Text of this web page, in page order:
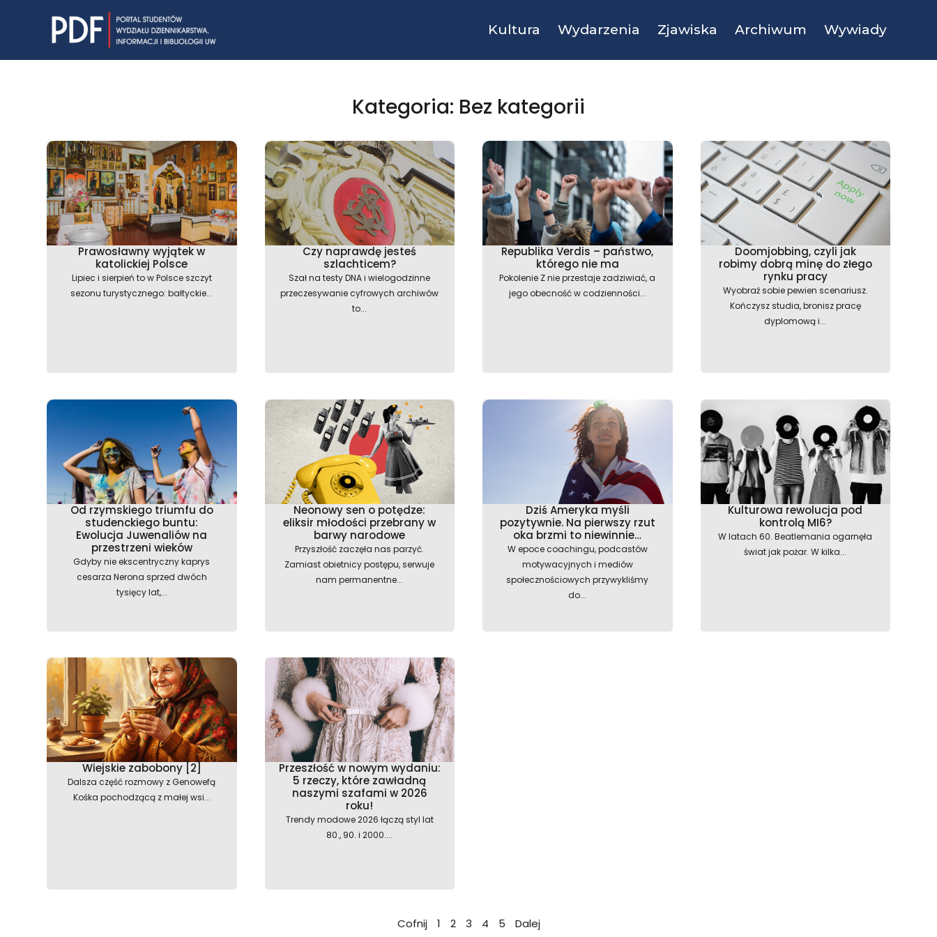
Kultura Wydarzenia Zjawiska Archiwum Wywiady
Kategoria: Bez kategorii
Prawosławny wyjątek w
katolickiej Polsce
Lipiec i sierpień to w Polsce szczyt
sezonu turystycznego: bałtyckie...
Czy naprawdę jesteś
szlachticem?
Szał na testy DNA i wielogodzinne
przeczesywanie cyfrowych archiwów
to...
Republika Verdis – państwo,
którego nie ma
Pokolenie Z nie przestaje zadziwiać, a
jego obecność w codzienności...
Doomjobbing, czyli jak
robimy dobrą minę do złego
rynku pracy
Wyobraź sobie pewien scenariusz.
Kończysz studia, bronisz pracę
dyplomową i...
Od rzymskiego triumfu do
studenckiego buntu:
Ewolucja Juwenaliów na
przestrzeni wieków
Gdyby nie ekscentryczny kaprys
cesarza Nerona sprzed dwóch
tysięcy lat,...
Neonowy sen o potędze:
eliksir młodości przebrany w
barwy narodowe
Przyszłość zaczęła nas parzyć.
Zamiast obietnicy postępu, serwuje
nam permanentne...
Dziś Ameryka myśli
pozytywnie. Na pierwszy rzut
oka brzmi to niewinnie…
W epoce coachingu, podcastów
motywacyjnych i mediów
społecznościowych przywykliśmy
do...
Kulturowa rewolucja pod
kontrolą MI6?
W latach 60. Beatlemania ogarnęła
świat jak pożar. W kilka...
Wiejskie zabobony [2]
Dalsza część rozmowy z Genowefą
Kośka pochodzącą z małej wsi...
Przeszłość w nowym wydaniu:
5 rzeczy, które zawładną
naszymi szafami w 2026
roku!
Trendy modowe 2026 łączą styl lat
80., 90. i 2000....
Cofnij
Strona
1
Strona
2
Strona
3
Strona
4
Strona
5 Dalej